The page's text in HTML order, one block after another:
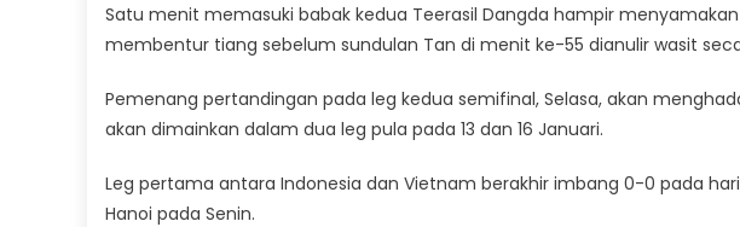
Satu menit memasuki babak kedua Teerasil Dangda hampir
membentur tiang sebelum sundulan Tan di menit ke-55 dianulir wasit
Pemenang pertandingan pada leg kedua semifinal, Selasa, akan
akan dimainkan dalam dua leg pula pada 13 dan 16 Januari.
Leg pertama antara Indonesia dan Vietnam berakhir imbang 0-0 pada
Hanoi pada Senin.